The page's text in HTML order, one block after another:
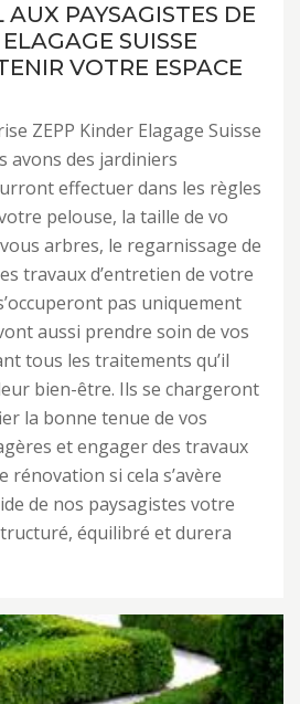
AUX PAYSAGISTES DE
SUISSE
VOTRE ESPACE
ZEPP Kinder Elagage Suisse
avons des jardiniers
effectuer dans les règles
pelouse, la taille de vo
arbres, le regarnissage de
travaux d’entretien de votre
pas uniquement
aussi prendre soin de vos
tous les traitements qu’il
bien-être. Ils se chargeront
la bonne tenue de vos
et engager des travaux
rénovation si cela s’avère
de nos paysagistes votre
équilibré et durera